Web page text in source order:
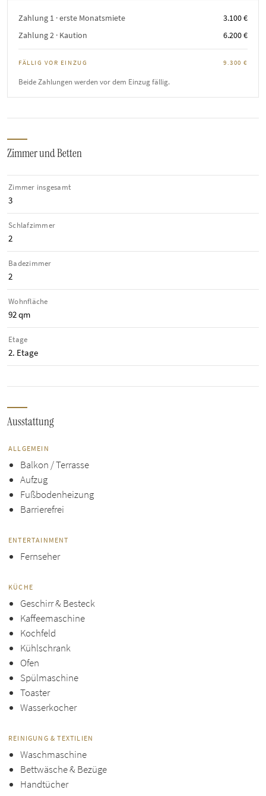
Zahlung 1 · erste Monatsmiete
3.100 €
Zahlung 2 · Kaution
6.200 €
FÄLLIG VOR EINZUG 9.300 €
Beide Zahlungen werden vor dem Einzug fällig.
Zimmer und Betten
Zimmer insgesamt
3
Schlafzimmer
2
Badezimmer
2
Wohnfläche
92 qm
Etage
2. Etage
Ausstattung
ALLGEMEIN
Balkon / Terrasse
Aufzug
Fußbodenheizung
Barrierefrei
ENTERTAINMENT
Fernseher
KÜCHE
Geschirr & Besteck
Kaffeemaschine
Kochfeld
Kühlschrank
Ofen
Spülmaschine
Toaster
Wasserkocher
REINIGUNG & TEXTILIEN
Waschmaschine
Bettwäsche & Bezüge
Handtücher